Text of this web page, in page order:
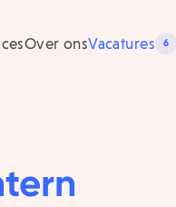
Over onsVacatures 6